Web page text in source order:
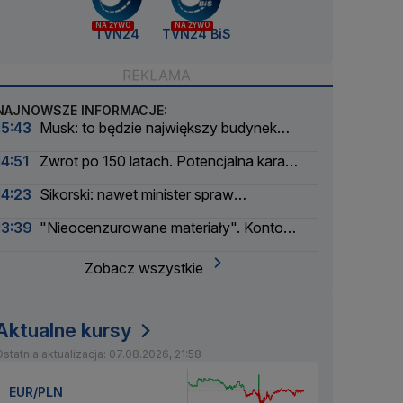
NA ŻYWO
TVN24
NA ŻYWO
TVN24 BiS
INFORMACJE:
Musk: to będzie największy budynek
Zwrot po 150 latach. Potencjalna kara
Sikorski: nawet minister spraw
"Nieocenzurowane materiały". Konto
Zobacz wszystkie
kursy
aktualizacja: 07.08.2026, 21:58
EUR/PLN